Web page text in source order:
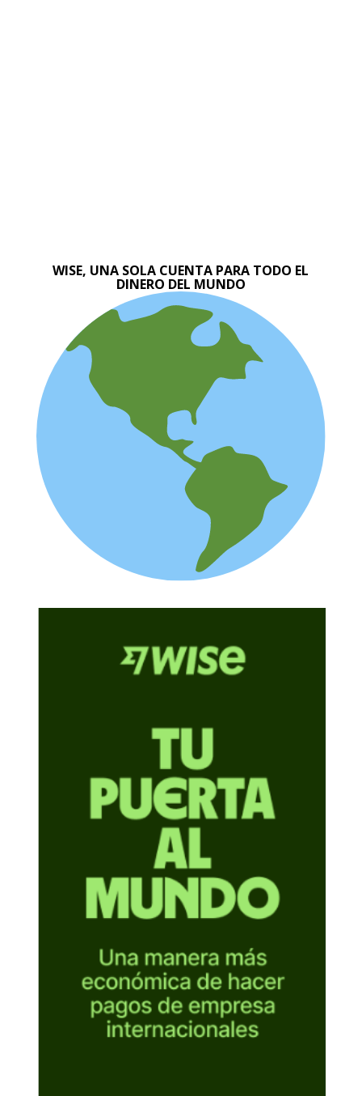
WISE, UNA SOLA CUENTA PARA TODO EL
DINERO DEL MUNDO